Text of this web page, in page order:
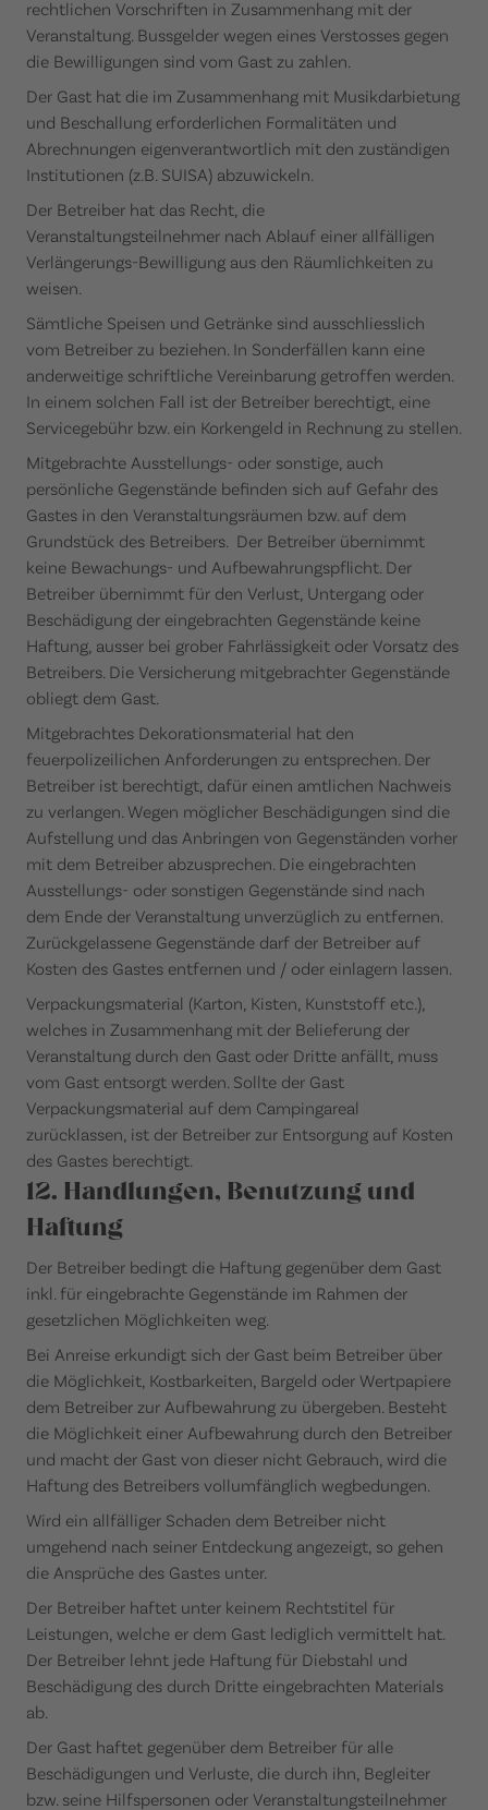
rechtlichen Vorschriften in Zusammenhang mit der
Veranstaltung. Bussgelder wegen eines Verstosses gegen
die Bewilligungen sind vom Gast zu zahlen.
Der Gast hat die im Zusammenhang mit Musikdarbietung
und Beschallung erforderlichen Formalitäten und
Abrechnungen eigenverantwortlich mit den zuständigen
Institutionen (z.B. SUISA) abzuwickeln.
Der Betreiber hat das Recht, die
Veranstaltungsteilnehmer nach Ablauf einer allfälligen
Verlängerungs-Bewilligung aus den Räumlichkeiten zu
weisen.
Sämtliche Speisen und Getränke sind ausschliesslich
vom Betreiber zu beziehen. In Sonderfällen kann eine
anderweitige schriftliche Vereinbarung getroffen werden.
In einem solchen Fall ist der Betreiber berechtigt, eine
Servicegebühr bzw. ein Korkengeld in Rechnung zu stellen.
Mitgebrachte Ausstellungs- oder sonstige, auch
persönliche Gegenstände befinden sich auf Gefahr des
Gastes in den Veranstaltungsräumen bzw. auf dem
Grundstück des Betreibers. Der Betreiber übernimmt
keine Bewachungs- und Aufbewahrungspflicht. Der
Betreiber übernimmt für den Verlust, Untergang oder
Beschädigung der eingebrachten Gegenstände keine
Haftung, ausser bei grober Fahrlässigkeit oder Vorsatz des
Betreibers. Die Versicherung mitgebrachter Gegenstände
obliegt dem Gast.
Mitgebrachtes Dekorationsmaterial hat den
feuerpolizeilichen Anforderungen zu entsprechen. Der
Betreiber ist berechtigt, dafür einen amtlichen Nachweis
zu verlangen. Wegen möglicher Beschädigungen sind die
Aufstellung und das Anbringen von Gegenständen vorher
mit dem Betreiber abzusprechen. Die eingebrachten
Ausstellungs- oder sonstigen Gegenstände sind nach
dem Ende der Veranstaltung unverzüglich zu entfernen.
Zurückgelassene Gegenstände darf der Betreiber auf
Kosten des Gastes entfernen und / oder einlagern lassen.
Verpackungsmaterial (Karton, Kisten, Kunststoff etc.),
welches in Zusammenhang mit der Belieferung der
Veranstaltung durch den Gast oder Dritte anfällt, muss
vom Gast entsorgt werden. Sollte der Gast
Verpackungsmaterial auf dem Campingareal
zurücklassen, ist der Betreiber zur Entsorgung auf Kosten
des Gastes berechtigt.
12. Handlungen, Benutzung und
Haftung
Der Betreiber bedingt die Haftung gegenüber dem Gast
inkl. für eingebrachte Gegenstände im Rahmen der
gesetzlichen Möglichkeiten weg.
Bei Anreise erkundigt sich der Gast beim Betreiber über
die Möglichkeit, Kostbarkeiten, Bargeld oder Wertpapiere
dem Betreiber zur Aufbewahrung zu übergeben. Besteht
die Möglichkeit einer Aufbewahrung durch den Betreiber
und macht der Gast von dieser nicht Gebrauch, wird die
Haftung des Betreibers vollumfänglich wegbedungen.
Wird ein allfälliger Schaden dem Betreiber nicht
umgehend nach seiner Entdeckung angezeigt, so gehen
die Ansprüche des Gastes unter.
Der Betreiber haftet unter keinem Rechtstitel für
Leistungen, welche er dem Gast lediglich vermittelt hat.
Der Betreiber lehnt jede Haftung für Diebstahl und
Beschädigung des durch Dritte eingebrachten Materials
ab.
Der Gast haftet gegenüber dem Betreiber für alle
Beschädigungen und Verluste, die durch ihn, Begleiter
bzw. seine Hilfspersonen oder Veranstaltungsteilnehmer